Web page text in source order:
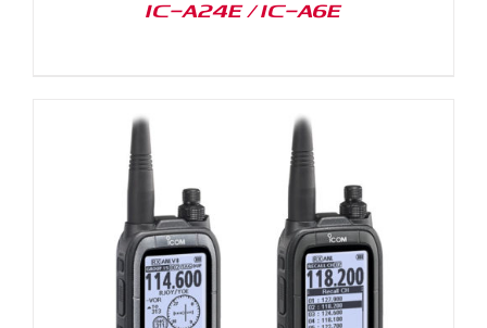
IC-A24E / IC-A6E